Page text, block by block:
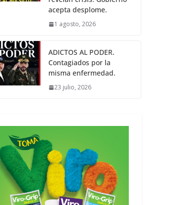
acepta desplome.
1 agosto, 2026
ADICTOS AL PODER.
Contagiados por la
misma enfermedad.
23 julio, 2026